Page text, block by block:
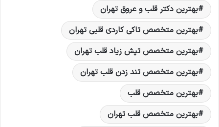
بهترین دکتر قلب و عروق تهران
بهترین متخصص تاکی کاردی قلبی تهران
بهترین متخصص تپش زیاد قلب تهران
بهترین متخصص تند زدن قلب تهران
بهترین متخصص قلب
بهترین متخصص قلب تهران